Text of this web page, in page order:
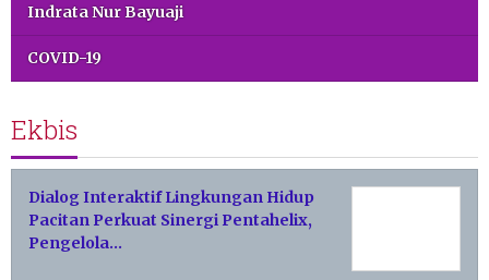
Indrata Nur Bayuaji
COVID-19
Ekbis
Dialog Interaktif Lingkungan Hidup
Pacitan Perkuat Sinergi Pentahelix,
Pengelola…